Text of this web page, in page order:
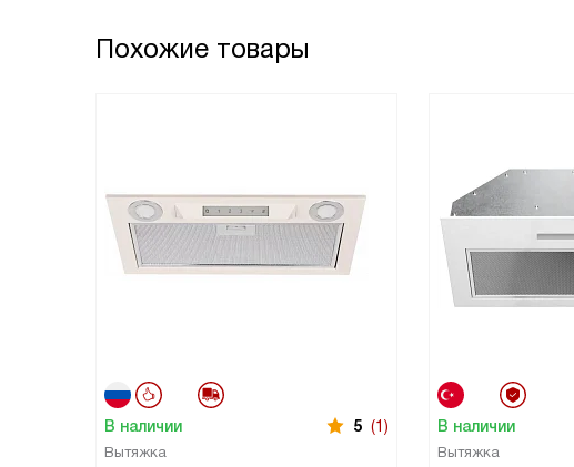
Похожие товары
В наличии 5 (1)
Вытяжка
В наличии
Вытяжка